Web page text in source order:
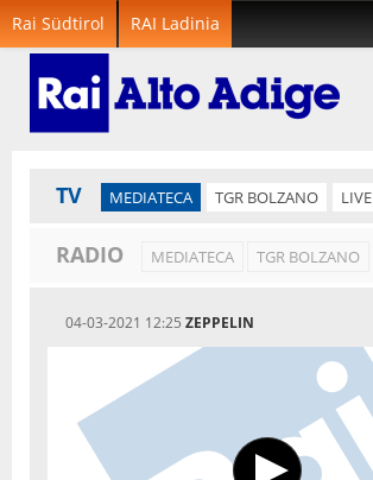
Rai Südtirol RAI Ladinia
TV MEDIATECA TGR BOLZANO LIVE
RADIO MEDIATECA TGR BOLZANO
04-03-2021 12:25 ZEPPELIN